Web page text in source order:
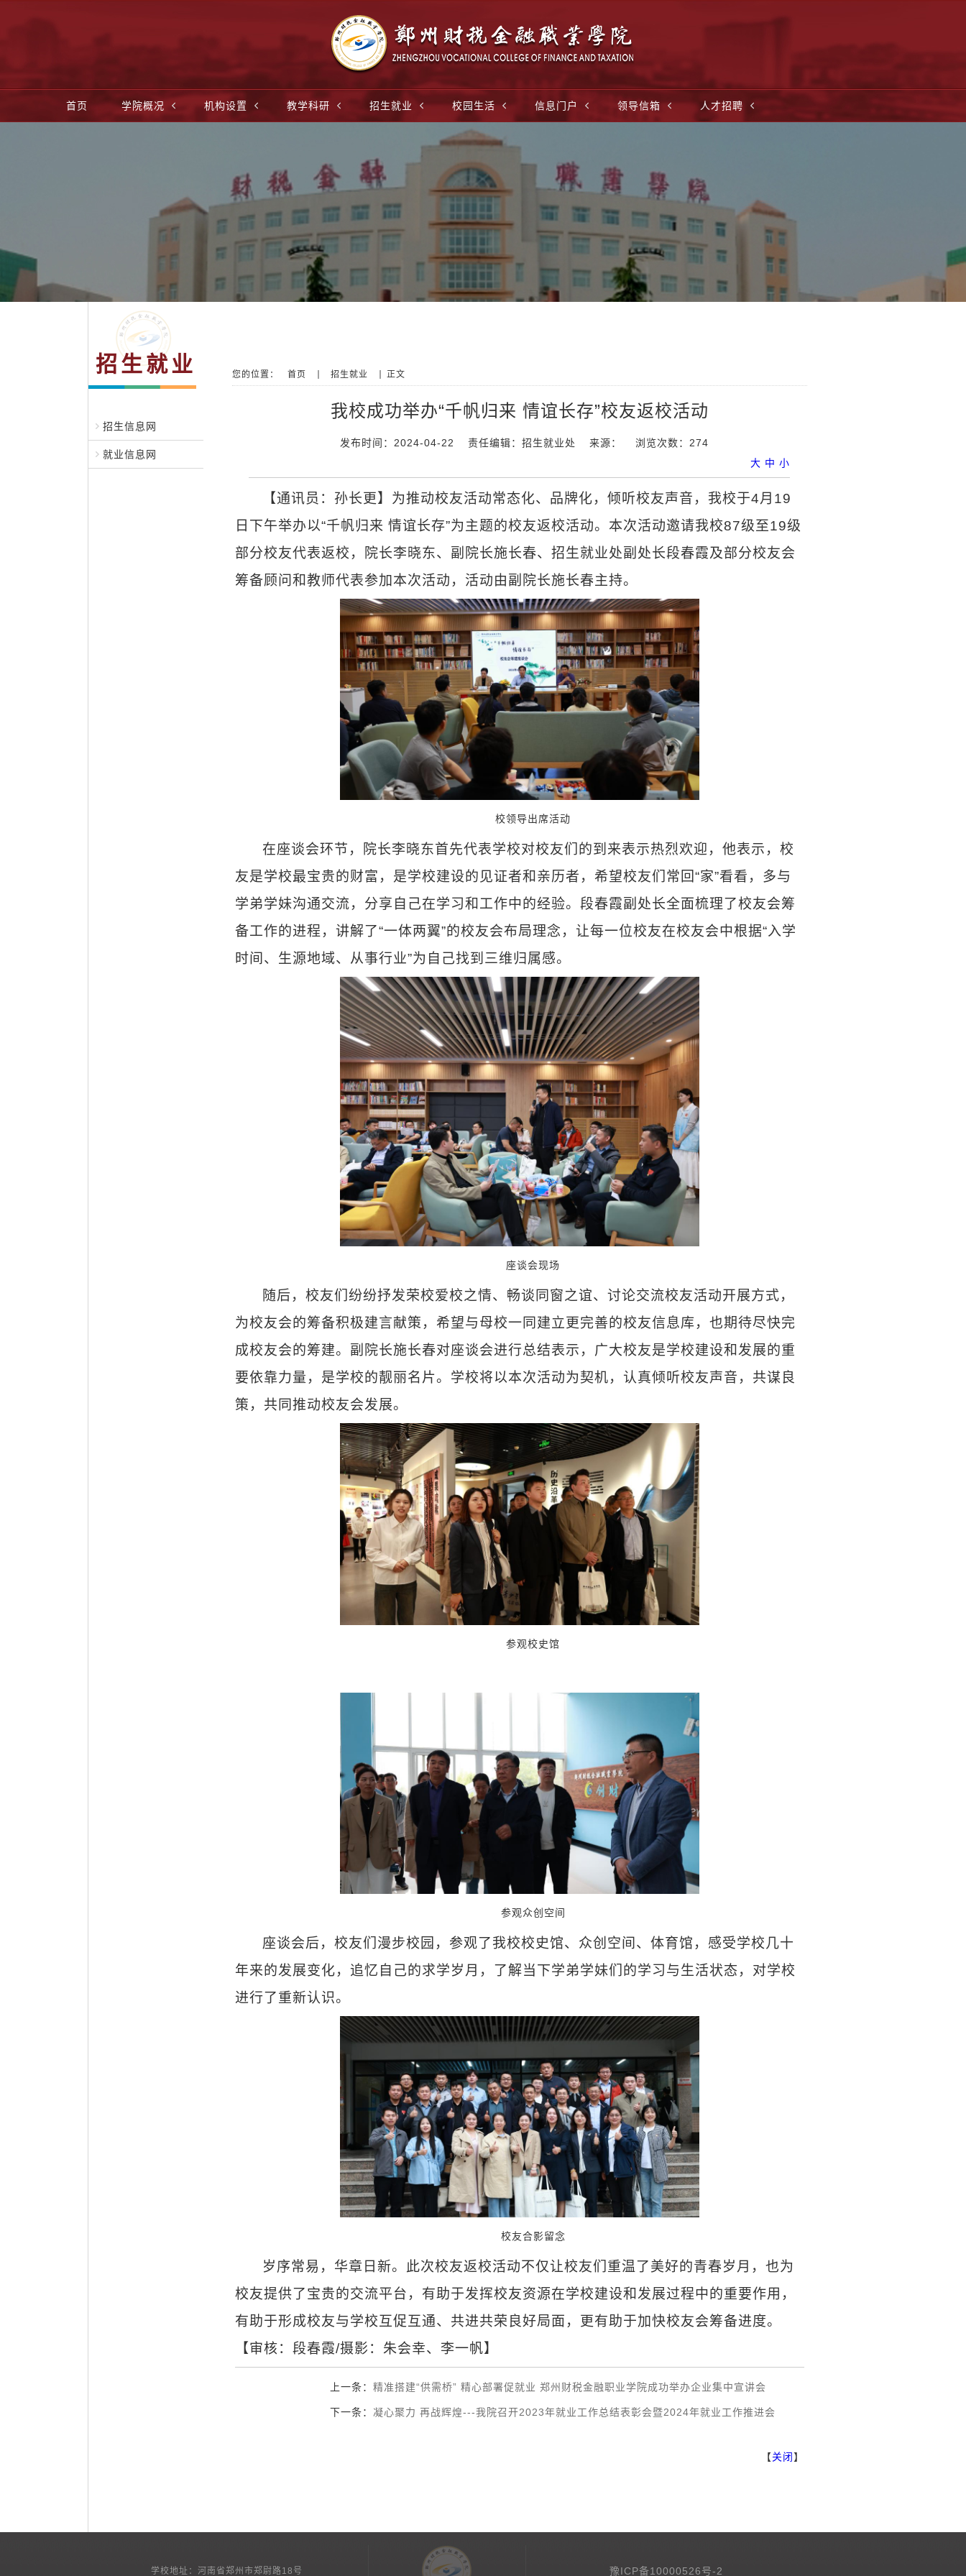
首页 学院概况 机构设置 教学科研 招生就业 校园生活 信息门户 领导信箱 人才招聘
招生就业
招生信息网
就业信息网
您的位置： 首页 招生就业 正文
我校成功举办“千帆归来 情谊长存”校友返校活动
发布时间：2024-04-22 责任编辑：招生就业处 来源： 浏览次数： 274
大 中 小
【通讯员：孙长更】为推动校友活动常态化、品牌化，倾听校友声音，我校于4月19
日下午举办以“千帆归来 情谊长存”为主题的校友返校活动。本次活动邀请我校87级至19级
部分校友代表返校，院长李晓东、副院长施长春、招生就业处副处长段春霞及部分校友会
筹备顾问和教师代表参加本次活动，活动由副院长施长春主持。
校领导出席活动
在座谈会环节，院长李晓东首先代表学校对校友们的到来表示热烈欢迎，他表示，校
友是学校最宝贵的财富，是学校建设的见证者和亲历者，希望校友们常回“家”看看，多与
学弟学妹沟通交流，分享自己在学习和工作中的经验。段春霞副处长全面梳理了校友会筹
备工作的进程，讲解了“一体两翼”的校友会布局理念，让每一位校友在校友会中根据“入学
时间、生源地域、从事行业”为自己找到三维归属感。
座谈会现场
随后，校友们纷纷抒发荣校爱校之情、畅谈同窗之谊、讨论交流校友活动开展方式，
为校友会的筹备积极建言献策，希望与母校一同建立更完善的校友信息库，也期待尽快完
成校友会的筹建。副院长施长春对座谈会进行总结表示，广大校友是学校建设和发展的重
要依靠力量，是学校的靓丽名片。学校将以本次活动为契机，认真倾听校友声音，共谋良
策，共同推动校友会发展。
参观校史馆
参观众创空间
座谈会后，校友们漫步校园，参观了我校校史馆、众创空间、体育馆，感受学校几十
年来的发展变化，追忆自己的求学岁月，了解当下学弟学妹们的学习与生活状态，对学校
进行了重新认识。
校友合影留念
岁序常易，华章日新。此次校友返校活动不仅让校友们重温了美好的青春岁月，也为
校友提供了宝贵的交流平台，有助于发挥校友资源在学校建设和发展过程中的重要作用，
有助于形成校友与学校互促互通、共进共荣良好局面，更有助于加快校友会筹备进度。
【审核：段春霞/摄影：朱会幸、李一帆】
上一条： 精准搭建“供需桥” 精心部署促就业 郑州财税金融职业学院成功举办企业集中宣讲会
下一条： 凝心聚力 再战辉煌---我院召开2023年就业工作总结表彰会暨2024年就业工作推进会
【关闭】
学校地址：河南省郑州市郑尉路18号 豫ICP备10000526号-2